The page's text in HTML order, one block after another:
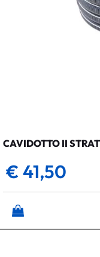
CAVIDOTTO II
€ 41,50
Quantità